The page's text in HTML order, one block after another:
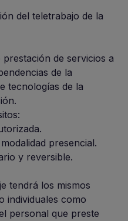
del teletrabajo de la
prestación de servicios a
de la
tecnologías de la
presencial.
y reversible.
tendrá los mismos
individuales como
personal que preste